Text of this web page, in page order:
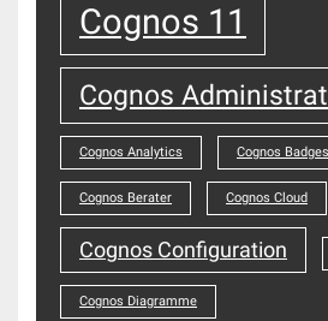
Cognos 11
Cognos
Cognos Analytics Cognos Badges
Cognos Berater Cognos Cloud
Cognos Configuration
Cognos Diagramme